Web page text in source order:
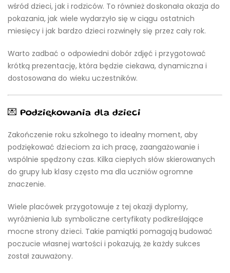
wśród dzieci, jak i rodziców. To również doskonała okazja do
pokazania, jak wiele wydarzyło się w ciągu ostatnich
miesięcy i jak bardzo dzieci rozwinęły się przez cały rok.
Warto zadbać o odpowiedni dobór zdjęć i przygotować
krótką prezentację, która będzie ciekawa, dynamiczna i
dostosowana do wieku uczestników.
💌 Podziękowania dla dzieci
Zakończenie roku szkolnego to idealny moment, aby
podziękować dzieciom za ich pracę, zaangażowanie i
wspólnie spędzony czas. Kilka ciepłych słów skierowanych
do grupy lub klasy często ma dla uczniów ogromne
znaczenie.
Wiele placówek przygotowuje z tej okazji dyplomy,
wyróżnienia lub symboliczne certyfikaty podkreślające
mocne strony dzieci. Takie pamiątki pomagają budować
poczucie własnej wartości i pokazują, że każdy sukces
został zauważony.